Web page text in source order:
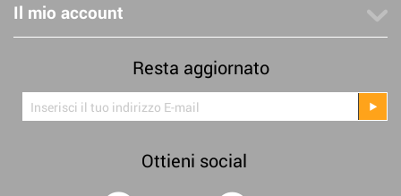
Il mio account
Resta aggiornato
Ottieni social